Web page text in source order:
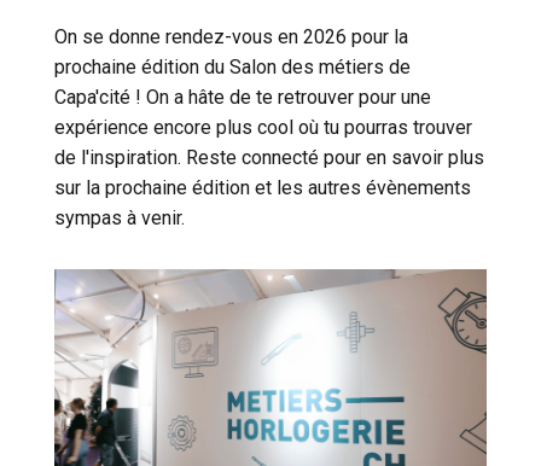
On se donne rendez-vous en 2026 pour la
prochaine édition du Salon des métiers de
Capa'cité ! On a hâte de te retrouver pour une
expérience encore plus cool où tu pourras trouver
de l'inspiration. Reste connecté pour en savoir plus
sur la prochaine édition et les autres évènements
sympas à venir.